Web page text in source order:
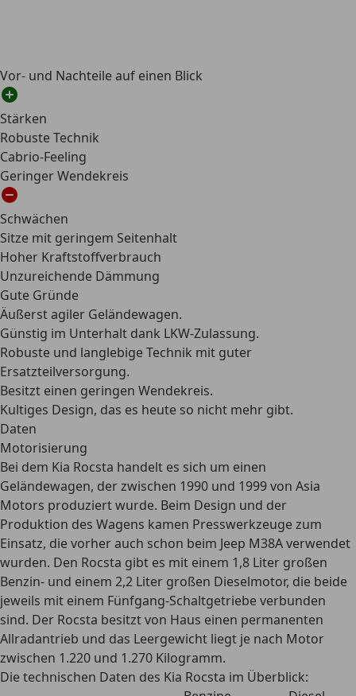
Vor- und Nachteile auf einen Blick
Stärken
Robuste Technik
Cabrio-Feeling
Geringer Wendekreis
Schwächen
Sitze mit geringem Seitenhalt
Hoher Kraftstoffverbrauch
Unzureichende Dämmung
Gute Gründe
Äußerst agiler Geländewagen.
Günstig im Unterhalt dank LKW-Zulassung.
Robuste und langlebige Technik mit guter
Ersatzteilversorgung.
Besitzt einen geringen Wendekreis.
Kultiges Design, das es heute so nicht mehr gibt.
Daten
Motorisierung
Bei dem Kia Rocsta handelt es sich um einen
Geländewagen, der zwischen 1990 und 1999 von Asia
Motors produziert wurde. Beim Design und der
Produktion des Wagens kamen Presswerkzeuge zum
Einsatz, die vorher auch schon beim Jeep M38A verwendet
wurden. Den Rocsta gibt es mit einem 1,8 Liter großen
Benzin- und einem 2,2 Liter großen Dieselmotor, die beide
jeweils mit einem Fünfgang-Schaltgetriebe verbunden
sind. Der Rocsta besitzt von Haus einen permanenten
Allradantrieb und das Leergewicht liegt je nach Motor
zwischen 1.220 und 1.270 Kilogramm.
Die technischen Daten des Kia Rocsta im Überblick: